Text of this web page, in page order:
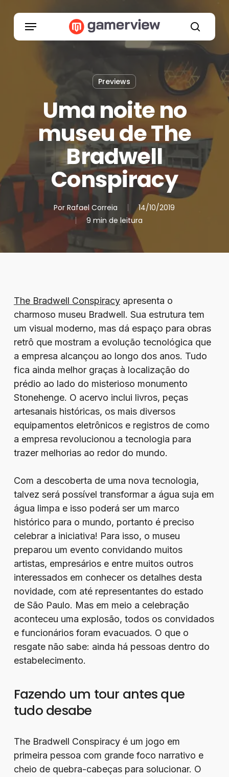
search
Menu
Previews
Uma noite no
museu de The
Bradwell
Conspiracy
Por Rafael Correia
14/10/2019
9 min de leitura
The Bradwell Conspiracyapresenta o
charmoso museu Bradwell. Sua estrutura tem
um visual moderno, mas dá espaço para obras
retrô que mostram a evolução tecnológica que
a empresa alcançou ao longo dos anos. Tudo
fica ainda melhor graças à localização do
prédio ao lado do misterioso monumento
Stonehenge. O acervo inclui livros, peças
artesanais históricas, os mais diversos
equipamentos eletrônicos e registros de como
a empresa revolucionou a tecnologia para
trazer melhorias ao redor do mundo.
Com a descoberta de uma nova tecnologia,
talvez será possível transformar a água suja em
água limpa e isso poderá ser um marco
histórico para o mundo, portanto é preciso
celebrar a iniciativa! Para isso, o museu
preparou um evento convidando muitos
artistas, empresários e entre muitos outros
interessados em conhecer os detalhes desta
novidade, com até representantes do estado
de São Paulo. Mas em meio a celebração
aconteceu uma explosão, todos os convidados
e funcionários foram evacuados. O que o
resgate não sabe: ainda há pessoas dentro do
estabelecimento.
Fazendo um tour antes que
tudo desabe
The Bradwell Conspiracy é um jogo em
primeira pessoa com grande foco narrativo e
cheio de quebra-cabeças para solucionar. O